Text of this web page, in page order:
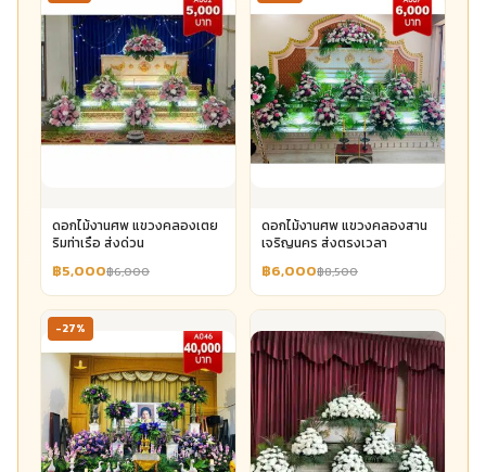
ดอกไม้งานศพ แขวงคลองเตย
ริมท่าเรือ ส่งด่วน
฿5,000฿6,000
ดอกไม้งานศพ แขวงคลองสาน
เจริญนคร ส่งตรงเวลา
฿6,000฿8,500
-27%